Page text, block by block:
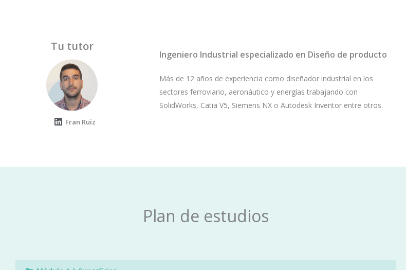
Tu tutor
L
i
i
Fran Ruiz
Ingeniero Industrial especializado en Diseño de producto
Más de 12 años de experiencia como diseñador industrial en los
sectores ferroviario, aeronáutico y energías trabajando con
SolidWorks, Catia V5, Siemens NX o Autodesk Inventor entre otros.
Plan de estudios